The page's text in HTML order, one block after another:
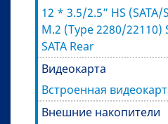
12 * 3.5/2.5” HS
M.2 (Type 2280/22110)
SATA Rear
Видеокарта
Встроенная
Внешние накопители